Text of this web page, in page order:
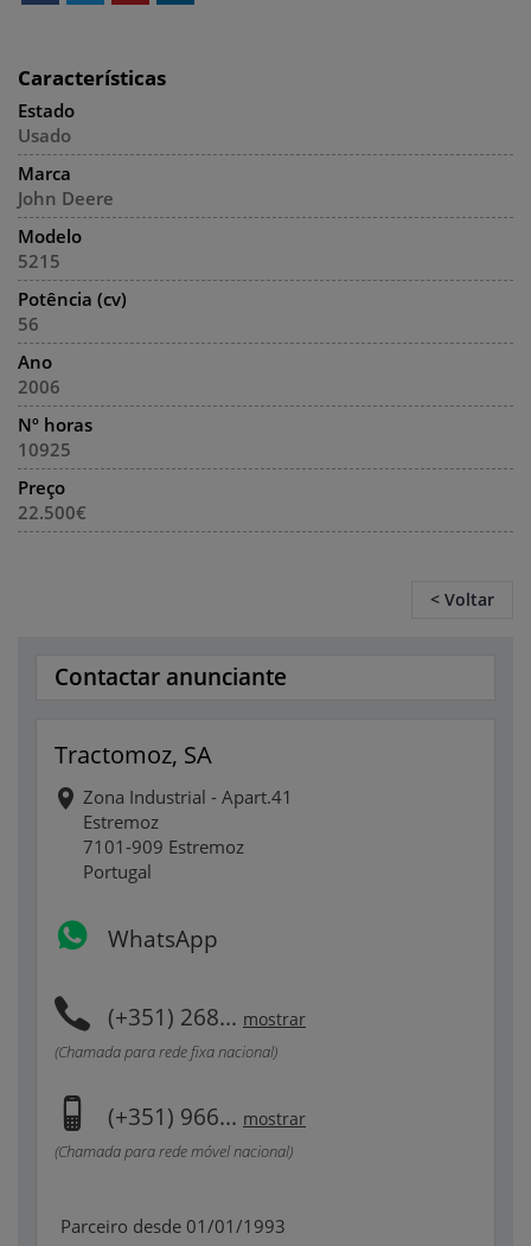
Características
Estado
Usado
Marca
John Deere
Modelo
5215
Potência (cv)
56
Ano
2006
Nº horas
10925
Preço
22.500€
< Voltar
Contactar anunciante
Tractomoz, SA
Zona Industrial - Apart.41
Estremoz
7101-909 Estremoz
Portugal
WhatsApp
(+351) 268... mostrar
(Chamada para rede fixa nacional)
(+351) 966... mostrar
(Chamada para rede móvel nacional)
Parceiro desde 01/01/1993